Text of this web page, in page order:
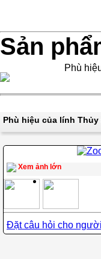
Sản
Phù
Phù hiệu của lính
Xem ảnh lớn
Đặt câu hỏi cho